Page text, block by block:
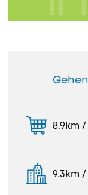
Gehen
8.9km /
9.3km /